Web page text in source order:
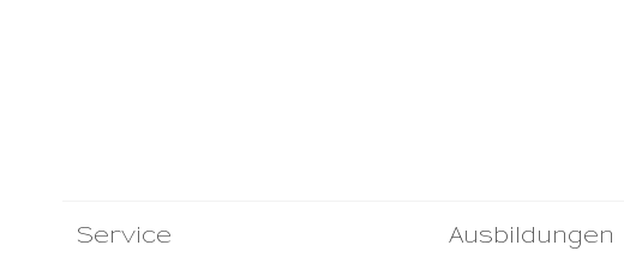
Service Ausbildungen